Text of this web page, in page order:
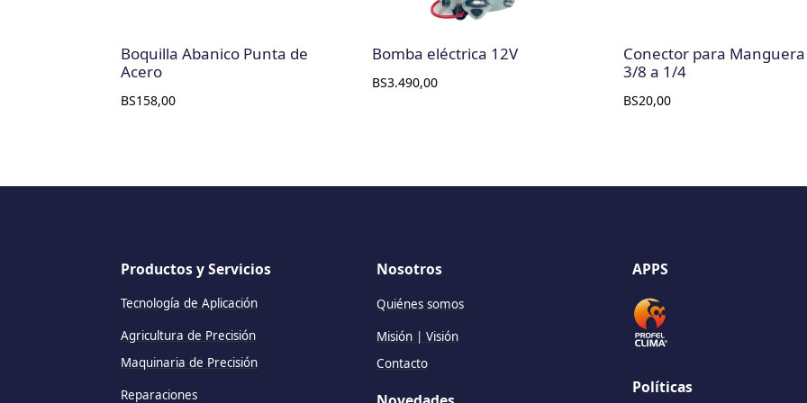
Boquilla Abanico Punta de
Acero
BS158,00
Bomba eléctrica 12V
BS3.490,00
Conector para
3/8 a 1/4
BS20,00
Productos y Servicios
Tecnología de Aplicación
Agricultura de Precisión
Maquinaria de Precisión
Reparaciones
Nosotros
Quiénes somos
Misión | Visión
Contacto
APPS
Políticas